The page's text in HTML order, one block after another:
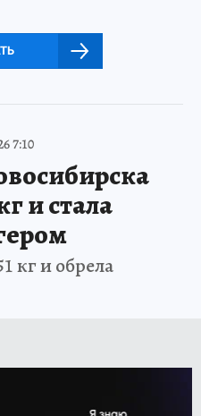
7:10
и стала
кг и обрела